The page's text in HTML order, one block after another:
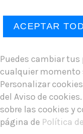
ACEPTAR
Puedes cambiar tus
cualquier momento
Personalizar
del Aviso de
sobre las cookies y
página de Política